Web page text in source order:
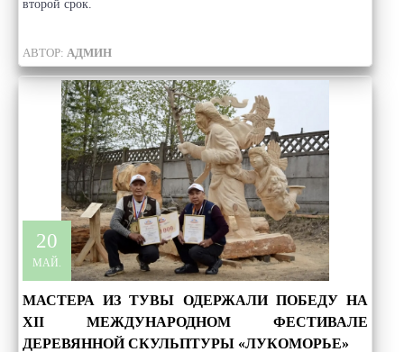
второй срок.
АВТОР: АДМИН
20
МАЙ.
МАСТЕРА ИЗ ТУВЫ ОДЕРЖАЛИ ПОБЕДУ НА
XII МЕЖДУНАРОДНОМ ФЕСТИВАЛЕ
ДЕРЕВЯННОЙ СКУЛЬПТУРЫ «ЛУКОМОРЬЕ»